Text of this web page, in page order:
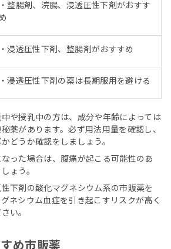
・整腸剤、浣腸、浸透圧性下剤がおすす
め
・浸透圧性下剤、整腸剤がおすすめ
・浸透圧性下剤の薬は長期服用を避ける
や授乳中の方は、成分や年齢によっては
薬があります。必ず用法用量を確認し、
どうか確認をしましょう。
った場合は、腹痛が起こる可能性のあ
ょう。
下剤の酸化マグネシウム系の市販薬を
ネシウム血症を引き起こすリスクが高く
い。
め市販薬